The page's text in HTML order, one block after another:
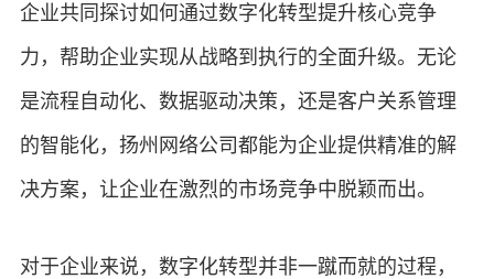
企业共同探讨如何通过数字化转型提升核心竞争
力，帮助企业实现从战略到执行的全面升级。无论
是流程自动化、数据驱动决策，还是客户关系管理
的智能化，扬州网络公司都能为企业提供精准的解
决方案，让企业在激烈的市场竞争中脱颖而出。
对于企业来说，数字化转型并非一蹴而就的过程，